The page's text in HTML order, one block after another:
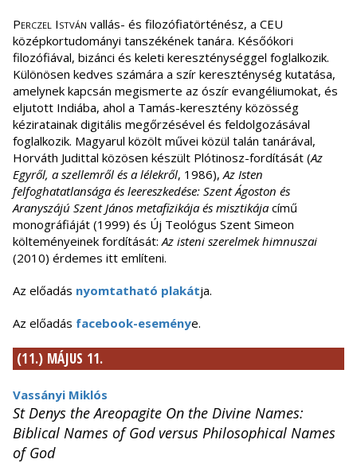
Perczel István vallás- és filozófiatörténész, a CEU
középkortudományi tanszékének tanára. Későókori
filozófiával, bizánci és keleti kereszténységgel foglalkozik.
Különösen kedves számára a szír kereszténység kutatása,
amelynek kapcsán megismerte az ószír evangéliumokat, és
eljutott Indiába, ahol a Tamás-keresztény közösség
kéziratainak digitális megőrzésével és feldolgozásával
foglalkozik. Magyarul közölt művei közül talán tanárával,
Horváth Judittal közösen készült Plótinosz-fordítását (Az
Egyről, a szellemről és a lélekről, 1986),Az Isten
felfoghatatlansága és leereszkedése: Szent Ágoston és
Aranyszájú Szent János metafizikája és misztikája című
monográfiáját (1999) és Új Teológus Szent Simeon
költeményeinek fordítását:Az isteni szerelmek himnuszai
(2010) érdemes itt említeni.
Az előadás nyomtatható plakátja.
Az előadás facebook-eseménye.
(11.) MÁJUS 11.
Vassányi Miklós
St Denys the Areopagite On the Divine Names:
Biblical Names of God versus Philosophical Names
of God